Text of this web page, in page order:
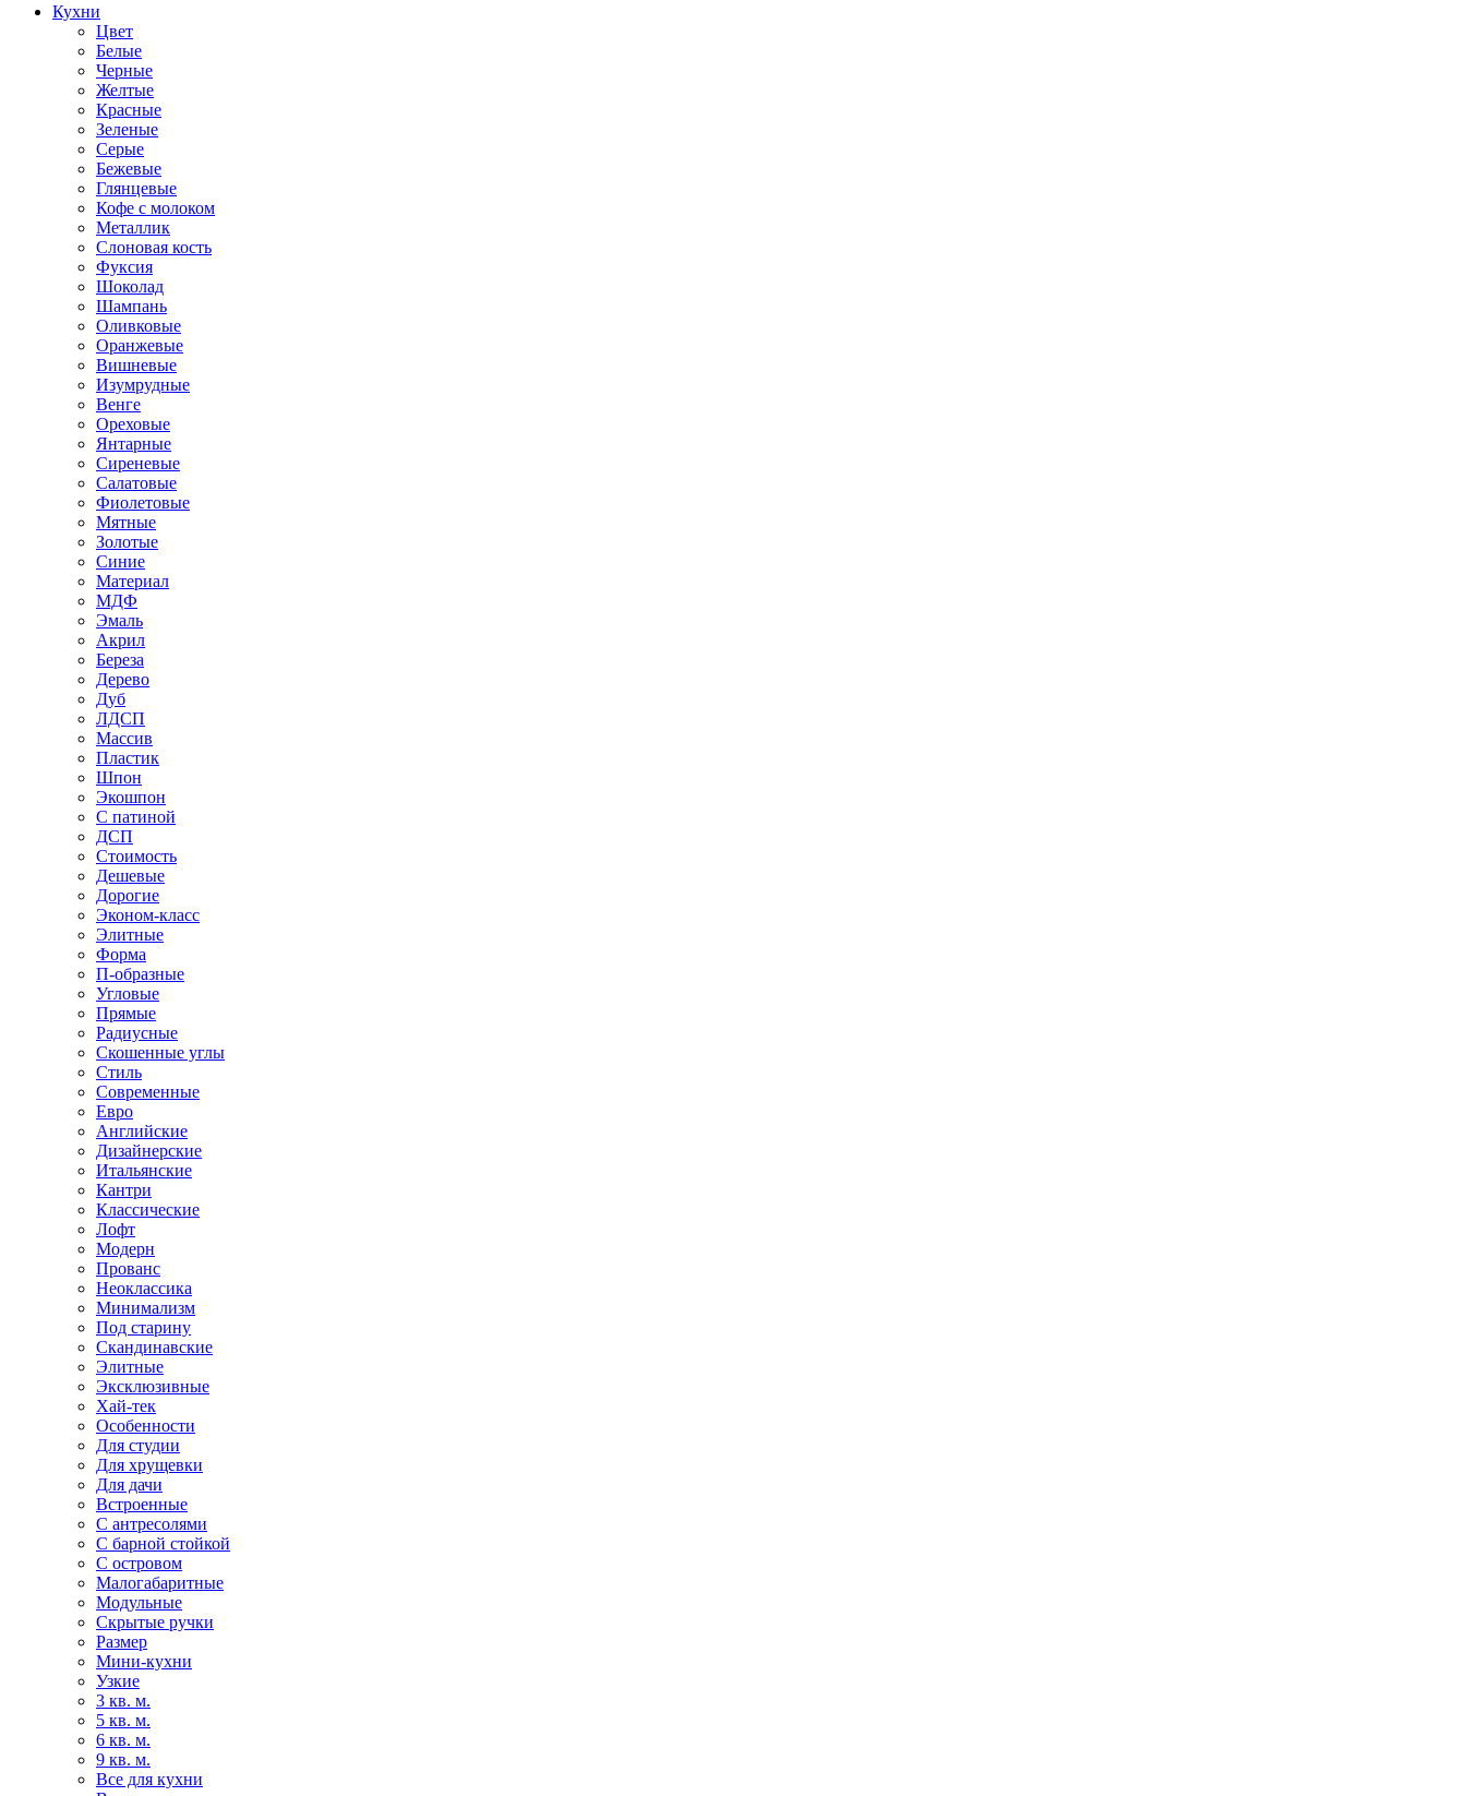
Кухни
Цвет
Белые
Черные
Желтые
Красные
Зеленые
Серые
Бежевые
Глянцевые
Кофе с молоком
Металлик
Слоновая кость
Фуксия
Шоколад
Шампань
Оливковые
Оранжевые
Вишневые
Изумрудные
Венге
Ореховые
Янтарные
Сиреневые
Салатовые
Фиолетовые
Мятные
Золотые
Синие
Материал
МДФ
Эмаль
Акрил
Береза
Дерево
Дуб
ЛДСП
Массив
Пластик
Шпон
Экошпон
С патиной
ДСП
Стоимость
Дешевые
Дорогие
Эконом-класс
Элитные
Форма
П-образные
Угловые
Прямые
Радиусные
Скошенные углы
Стиль
Современные
Евро
Английские
Дизайнерские
Итальянские
Кантри
Классические
Лофт
Модерн
Прованс
Неоклассика
Минимализм
Под старину
Скандинавские
Элитные
Эксклюзивные
Хай-тек
Особенности
Для студии
Для хрущевки
Для дачи
Встроенные
С антресолями
С барной стойкой
С островом
Малогабаритные
Модульные
Скрытые ручки
Размер
Мини-кухни
Узкие
3 кв. м.
5 кв. м.
6 кв. м.
9 кв. м.
Все для кухни